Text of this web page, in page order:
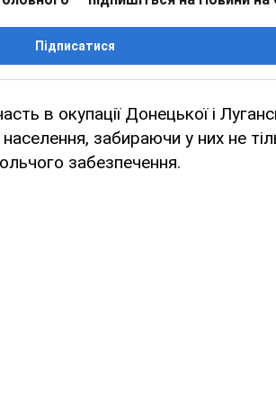
Підписатися
в окупації Донецької і
забираючи у них не
забезпечення.